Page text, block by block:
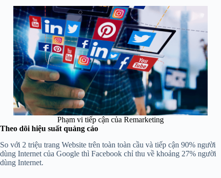
Phạm vi tiếp cận của Remarketing
Theo dõi hiệu suất quảng cáo
So với 2 triệu trang Website trên toàn toàn cầu và tiếp cận 90% người
dùng Internet của Google thì Facebook chỉ thu về khoảng 27% người
dùng Internet.